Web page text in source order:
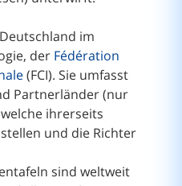
im
der Fédération
(FCI). Sie umfasst
Partnerländer (nur
ihrerseits
und die Richter
sind weltweit